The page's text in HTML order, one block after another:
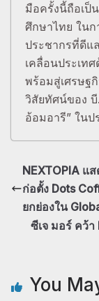
มือครั้งนี้ถือเป็
ศึกษาไทย ในก
ประชากรที่ดีแ
เคลื่อนประเท
พร้อมสู่เศรษฐ
วิสัยทัศน์ของ
อ้อมอารี” ในป
NEXTOPIA แ
ก่อตั้ง Dots
ยกย่องใน
ซีเจ มอร์ คว้า
You